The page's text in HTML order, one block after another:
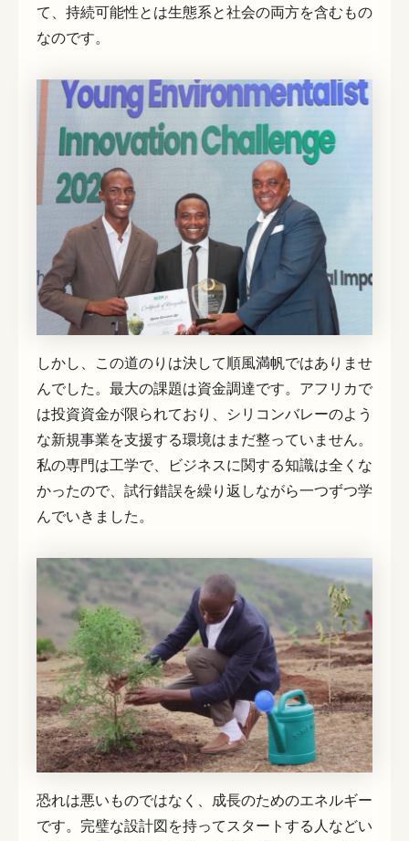
て、持続可能性とは生態系と社会の両方を含むもの
なのです。
しかし、この道のりは決して順風満帆ではありませ
んでした。最大の課題は資金調達です。アフリカで
は投資資金が限られており、シリコンバレーのよう
な新規事業を支援する環境はまだ整っていません。
私の専門は工学で、ビジネスに関する知識は全くな
かったので、試行錯誤を繰り返しながら一つずつ学
んでいきました。
恐れは悪いものではなく、成長のためのエネルギー
です。完璧な設計図を持ってスタートする人などい